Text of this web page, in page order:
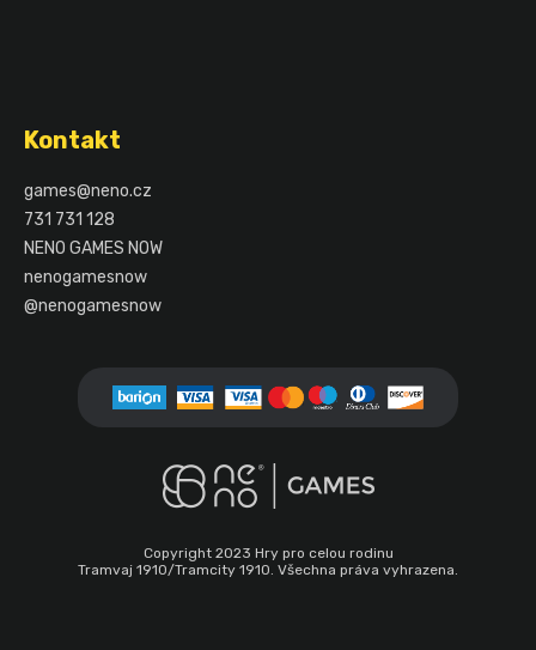
Kontakt
games@neno.cz
731 731 128
NENO GAMES NOW
nenogamesnow
@nenogamesnow
Copyright 2023 Hry pro celou rodinu
Tramvaj 1910/Tramcity 1910. Všechna práva vyhrazena.